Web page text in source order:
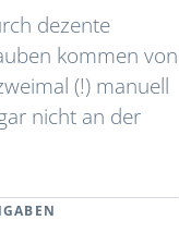
dezente
kommen von
(!) manuell
nicht an der